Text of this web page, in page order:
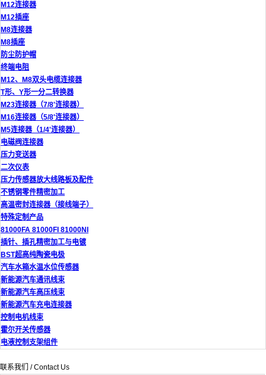
M12连接器
M12插座
M8连接器
M8插座
防尘防护帽
终端电阻
M12、M8双头电缆连接器
T形、Y形一分二转换器
M23连接器（7/8'连接器）
M16连接器（5/8'连接器）
M5连接器（1/4'连接器）
电磁阀连接器
压力变送器
二次仪表
压力传感器放大线路板及配件
不锈钢零件精密加工
高温密封连接器（接线端子）
特殊定制产品
81000FA 81000FI 81000NI
插针、插孔精密加工与电镀
BST超高纯陶瓷电极
汽车水箱水温水位传感器
新能源汽车通讯线束
新能源汽车高压线束
新能源汽车充电连接器
控制电机线束
霍尔开关传感器
电液控制支架组件
联系我们 / Contact Us